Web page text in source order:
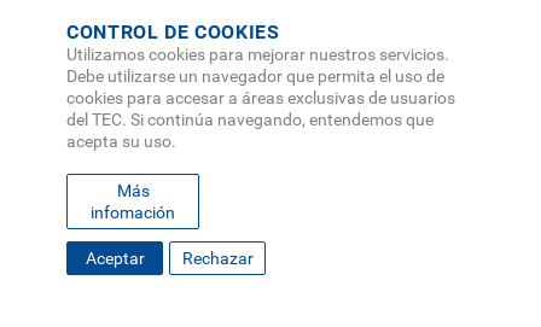
FOOTERMAPA DEL SITIO DIRECTORIO
CONTROL DE COOKIES
Utilizamos cookies para mejorar nuestros servicios.
Debe utilizarse un navegador que permita el uso de
cookies para accesar a áreas exclusivas de usuarios
del TEC. Si continúa navegando, entendemos que
acepta su uso.
Más
infomación
Aceptar Rechazar